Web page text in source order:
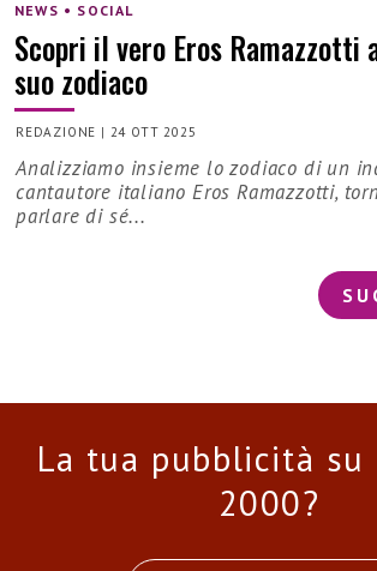
NEWS • SOCIAL
Scopri il vero Eros
suo zodiaco
REDAZIONE | 24 OTT 2025
Analizziamo insieme lo zodiaco di un
cantautore italiano Eros Ramazzotti,
parlare di sé...
La tua pubblicità su
2000?